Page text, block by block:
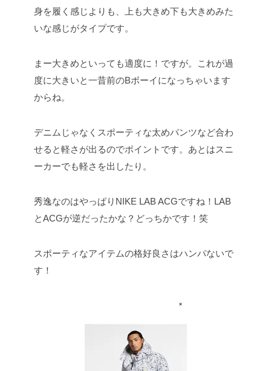
身を履く感じよりも、上も大きめ下も大きめみた
いな感じがタイプです。
まー大きめといっても適度に！ですが。これが過
度に大きいと一昔前のBボーイになっちゃいます
からね。
デニムじゃなくスポーティな太めパンツなど合わ
せると軽さが出るのでポイントです。あとはスニ
ーカーでも軽さを出したり。
秀逸なのはやっぱりNIKE LAB ACGですね！LAB
とACGが逆だったかな？どっちかです！笑
スポーティなアイテムの格好良さはハンパないで
す！